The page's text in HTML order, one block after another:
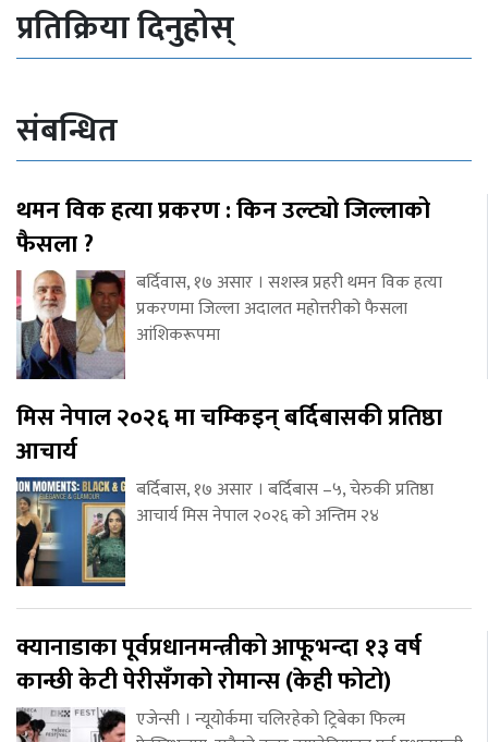
प्रतिक्रिया दिनुहोस्
संबन्धित
थमन विक हत्या प्रकरण : किन उल्ट्यो जिल्लाको
फैसला ?
बर्दिवास, १७ असार । सशस्त्र प्रहरी थमन विक हत्या
प्रकरणमा जिल्ला अदालत महोत्तरीको फैसला
आंशिकरूपमा
मिस नेपाल २०२६ मा चम्किइन् बर्दिबासकी प्रतिष्ठा
आचार्य
बर्दिबास, १७ असार । बर्दिबास –५, चेरुकी प्रतिष्ठा
आचार्य मिस नेपाल २०२६ को अन्तिम २४
क्यानाडाका पूर्वप्रधानमन्त्रीको आफूभन्दा १३ वर्ष
कान्छी केटी पेरीसँगको रोमान्स (केही फोटो)
एजेन्सी । न्यूयोर्कमा चलिरहेको ट्रिबेका फिल्म